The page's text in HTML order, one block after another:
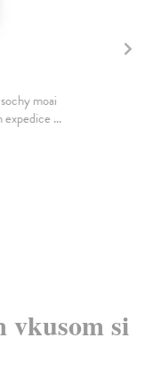
moai
...
vkusom si